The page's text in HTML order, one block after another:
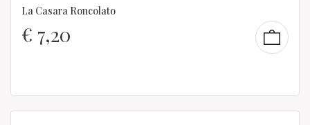
La Casara Roncolato
€ 7,20